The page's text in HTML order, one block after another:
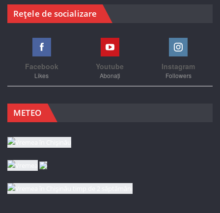
Rețele de socializare
Facebook
Likes
Youtube
Abonați
Instagram
Followers
METEO